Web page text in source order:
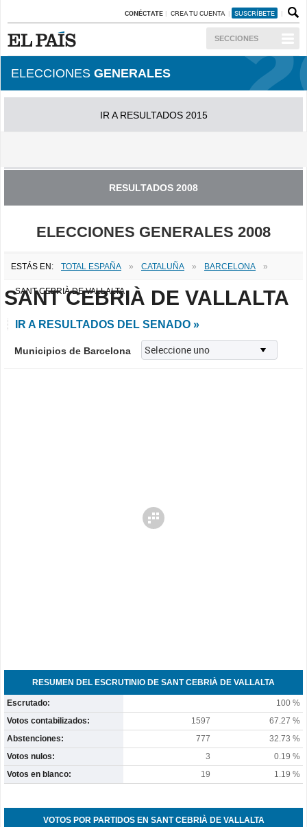
CONÉCTATE CREA TU CUENTA SUSCRÍBETE
SECCIONES
ELECCIONES GENERALES
IR A RESULTADOS 2015
RESULTADOS 2008
ELECCIONES GENERALES 2008
ESTÁS EN: TOTAL ESPAÑA » CATALUÑA » BARCELONA »
SANT CEBRIÀ DE VALLALTA
SANT CEBRIÀ DE VALLALTA
IR A RESULTADOS DEL SENADO »
Municipios de Barcelona
RESUMEN DEL ESCRUTINIO DE SANT CEBRIÀ DE VALLALTA
Escrutado:
100 %
Votos contabilizados:
1597
67.27 %
Abstenciones:
777
32.73 %
Votos nulos:
3
0.19 %
Votos en blanco:
19 1.19 %
VOTOS POR PARTIDOS EN SANT CEBRIÀ DE VALLALTA